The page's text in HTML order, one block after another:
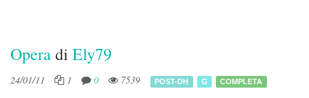
Operadi Ely79
24/01/11 1 0 7539 POST-DH G COMPLETA